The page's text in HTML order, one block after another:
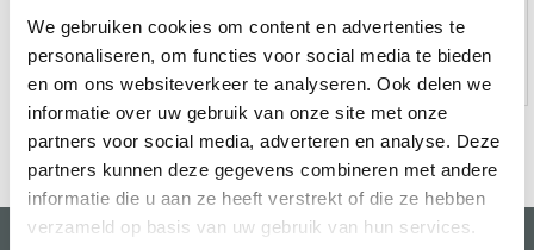
We gebruiken cookies om content en advertenties te
personaliseren, om functies voor social media te bieden
en om ons websiteverkeer te analyseren. Ook delen we
informatie over uw gebruik van onze site met onze
partners voor social media, adverteren en analyse. Deze
partners kunnen deze gegevens combineren met andere
informatie die u aan ze heeft verstrekt of die ze hebben
verzameld op basis van uw gebruik van hun services.
HKliving Living and Company